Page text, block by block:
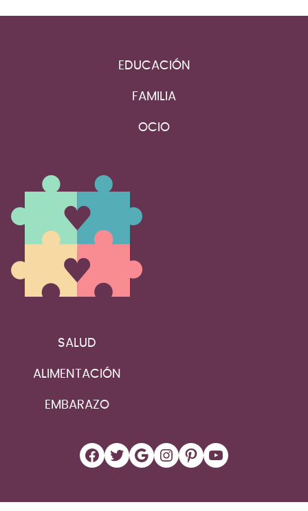
EDUCACIÓN
FAMILIA
OCIO
SALUD
ALIMENTACIÓN
EMBARAZO
Facebook
Twitter
Google
Instagram
Pinterest
YouTube